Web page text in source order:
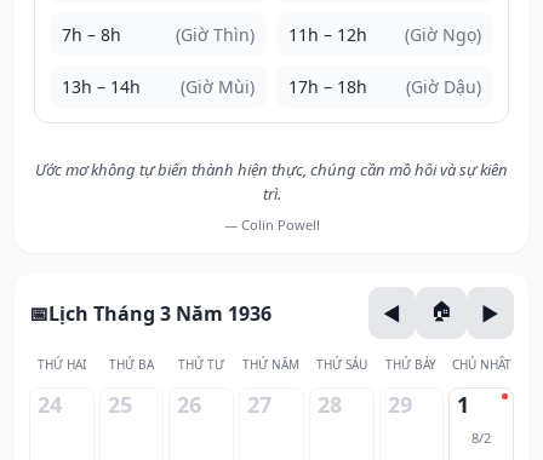
7h – 8h (Giờ Thìn) 11h – 12h (Giờ Ngọ)
13h – 14h (Giờ Mùi) 17h – 18h (Giờ Dậu)
Ước mơ không tự biến thành hiện thực, chúng cần mồ hôi và sự kiên
trì.
— Colin Powell
Lịch Tháng 3 Năm 1936
THỨ HAI THỨ BA THỨ TƯ THỨ NĂM THỨ SÁU THỨ BẢY CHỦ NHẬT
24 25 26 27 28 29 1
8/2